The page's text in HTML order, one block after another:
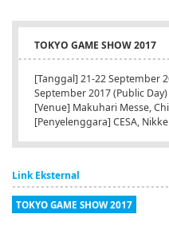
TOKYO GAME SHOW 2017
[Tanggal] 21-22 September
September 2017 (Public Day)
[Venue] Makuhari Messe,
[Penyelenggara] CESA,
Link Eksternal
TOKYO GAME SHOW 2017